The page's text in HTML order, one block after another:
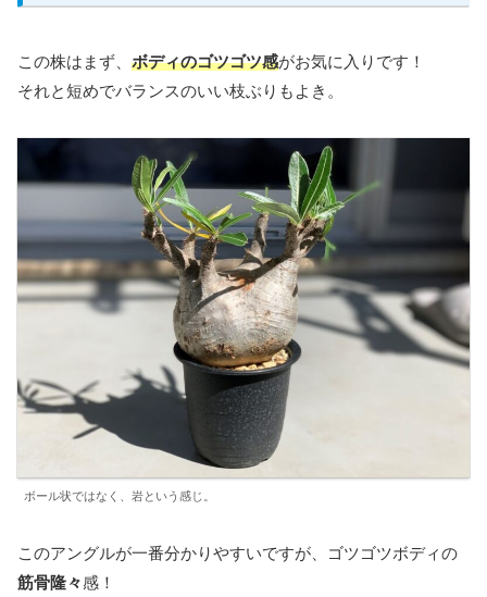
この株はまず、 ボディのゴツゴツ感がお気に入りです！
それと短めでバランスのいい枝ぶりもよき。
ボール状ではなく、岩という感じ。
このアングルが一番分かりやすいですが、ゴツゴツボディの
筋骨隆々感！